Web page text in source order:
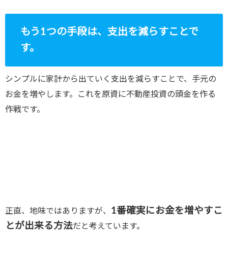
もう1つの手段は、支出を減らすことで
す。
シンプルに家計から出ていく支出を減らすことで、手元の
お金を増やします。これを原資に不動産投資の頭金を作る
作戦です。
正直、地味ではありますが、 1番確実にお金を増やすこ
とが出来る方法だと考えています。